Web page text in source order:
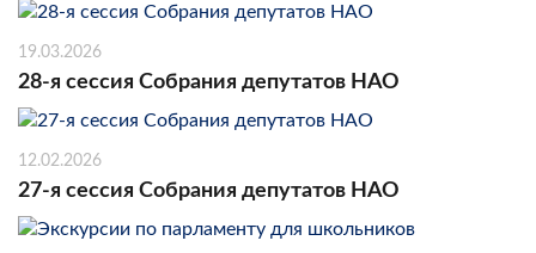
19.03.2026
28-я сессия Собрания депутатов НАО
12.02.2026
27-я сессия Собрания депутатов НАО